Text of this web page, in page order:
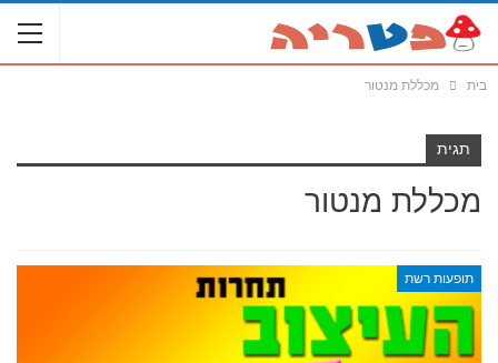
בית מכללת מנטור
תגית
מכללת מנטור
תופעות רשת